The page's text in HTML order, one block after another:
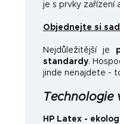
je s prvky zařízení
Objednejte si
Nejdůležitější je
standardy.
jinde nenajdete -
Technologie
HP Latex -